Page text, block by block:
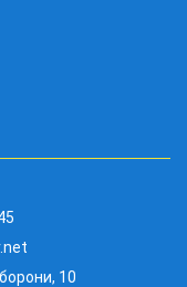
10